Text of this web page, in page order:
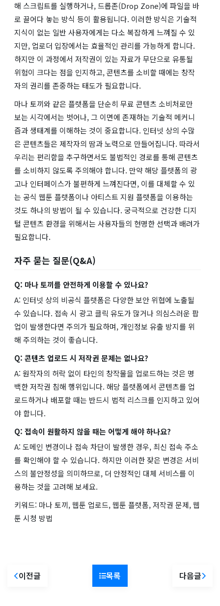
해 스크립트를 실행하거나, 드롭존(Drop Zone)에 파일을 바
로 끌어다 놓는 방식 등이 활용됩니다. 이러한 방식은 기술적
지식이 없는 일반 사용자에게는 다소 복잡하게 느껴질 수 있
지만, 업로더 입장에서는 효율적인 관리를 가능하게 합니다.
하지만 이 과정에서 저작권이 있는 자료가 무단으로 유통될
위험이 크다는 점을 인지하고, 콘텐츠를 소비할 때에는 창작
자의 권리를 존중하는 태도가 필요합니다.
마나 토끼와 같은 플랫폼을 단순히 무료 콘텐츠 소비처로만
보는 시각에서는 벗어나, 그 이면에 존재하는 기술적 메커니
즘과 생태계를 이해하는 것이 중요합니다. 인터넷 상의 수많
은 콘텐츠들은 제작자의 땀과 노력으로 만들어집니다. 따라서
우리는 편리함을 추구하면서도 불법적인 경로를 통해 콘텐츠
를 소비하지 않도록 주의해야 합니다. 만약 해당 플랫폼의 광
고나 인터페이스가 불편하게 느껴진다면, 이를 대체할 수 있
는 공식 웹툰 플랫폼이나 아티스트 지원 플랫폼을 이용하는
것도 하나의 방법이 될 수 있습니다. 궁극적으로 건강한 디지
털 콘텐츠 환경을 위해서는 사용자들의 현명한 선택과 배려가
필요합니다.
자주 묻는 질문(Q&A)
Q: 마나 토끼를 안전하게 이용할 수 있나요?
A: 인터넷 상의 비공식 플랫폼은 다양한 보안 위협에 노출될
수 있습니다. 접속 시 광고 클릭 유도가 많거나 의심스러운 팝
업이 발생한다면 주의가 필요하며, 개인정보 유출 방지를 위
해 주의하는 것이 좋습니다.
Q: 콘텐츠 업로드 시 저작권 문제는 없나요?
A: 원작자의 허락 없이 타인의 창작물을 업로드하는 것은 명
백한 저작권 침해 행위입니다. 해당 플랫폼에서 콘텐츠를 업
로드하거나 배포할 때는 반드시 법적 리스크를 인지하고 있어
야 합니다.
Q: 접속이 원활하지 않을 때는 어떻게 해야 하나요?
A: 도메인 변경이나 접속 차단이 발생한 경우, 최신 접속 주소
를 확인해야 할 수 있습니다. 하지만 이러한 잦은 변경은 서비
스의 불안정성을 의미하므로, 더 안정적인 대체 서비스를 이
용하는 것을 고려해 보세요.
키워드: 마나 토끼, 웹툰 업로드, 웹툰 플랫폼, 저작권 문제, 웹
툰 시청 방법
이전글 목록 다음글